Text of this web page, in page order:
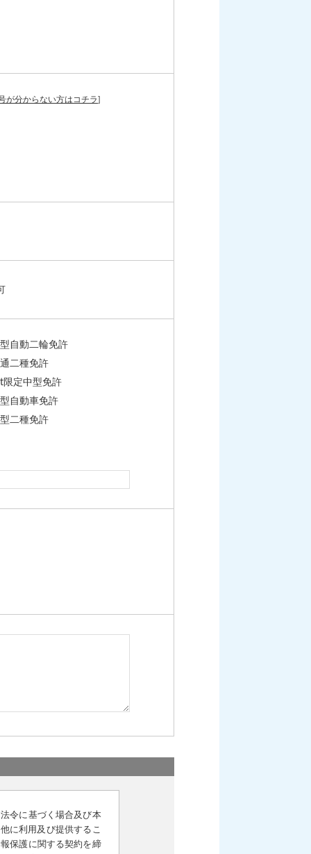
が分からない方はコチラ
自動二輪免許
二種免許
限定中型免許
自動車免許
二種免許
令に基づく場合及び本
に利用及び提供するこ
保護に関する契約を締